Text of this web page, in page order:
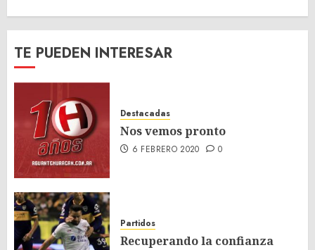
TE PUEDEN INTERESAR
Destacadas
Nos vemos pronto
6 FEBRERO 2020 0
Partidos
Recuperando la confianza